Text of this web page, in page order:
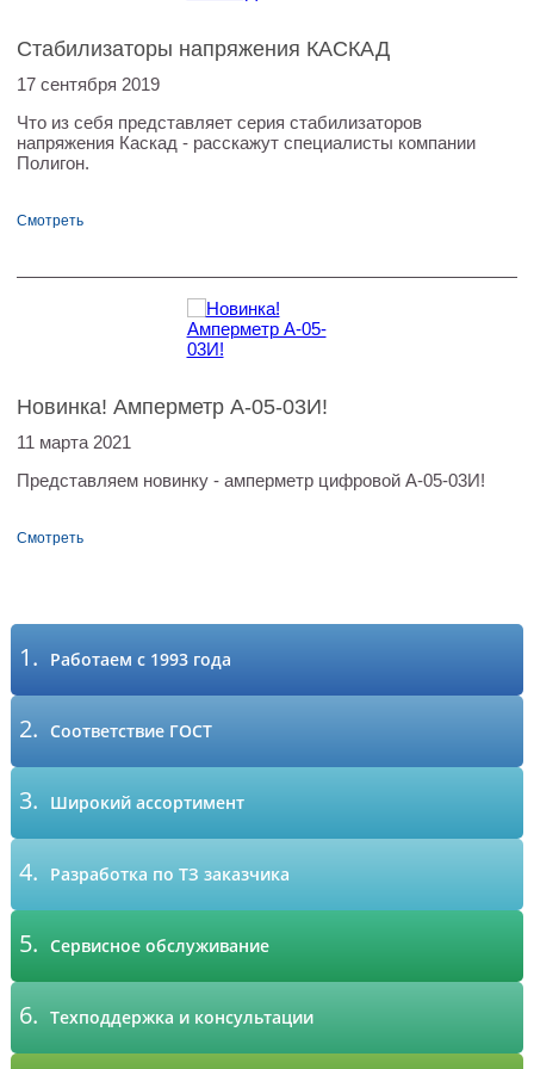
Стабилизаторы напряжения КАСКАД
17 сентября 2019
Что из себя представляет серия стабилизаторов
напряжения Каскад - расскажут специалисты компании
Полигон.
Смотреть
Новинка! Амперметр А-05-03И!
11 марта 2021
Представляем новинку - амперметр цифровой А-05-03И!
Смотреть
1. Работаем с 1993 года
2. Соответствие ГОСТ
3. Широкий ассортимент
4. Разработка по ТЗ заказчика
5. Сервисное обслуживание
6. Техподдержка и консультации